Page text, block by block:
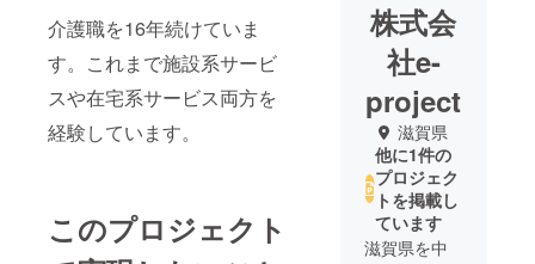
介護職を16年続けていま
す。これまで施設系サービ
スや在宅系サービス両方を
経験しています。
このプロジェクト
株式会
社e-
project
滋賀県
他に1件の
プロジェク
トを掲載し
ています
滋賀県を中